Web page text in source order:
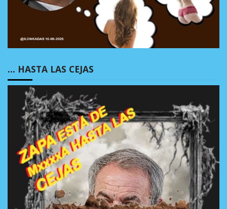
… HASTA LAS CEJAS